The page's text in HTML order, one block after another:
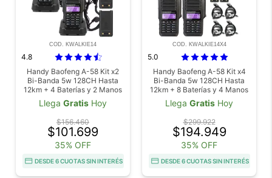
COD. KWALKIE14
4.8
Handy Baofeng A-58 Kit x2
Bi-Banda 5w 128CH Hasta
12km + 4 Baterías y 2 Manos
Libres
Llega Gratis Hoy
$156.460
$101.699
35% OFF
DESDE 6 CUOTAS SIN INTERÉS
COD. KWALKIE14X4
5.0
Handy Baofeng A-58 Kit x4
Bi-Banda 5w 128CH Hasta
12km + 8 Baterías y 4 Manos
Libres
Llega Gratis Hoy
$299.922
$194.949
35% OFF
DESDE 6 CUOTAS SIN INTERÉS